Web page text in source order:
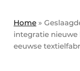
Home »
integratie nieuwe
eeuwse